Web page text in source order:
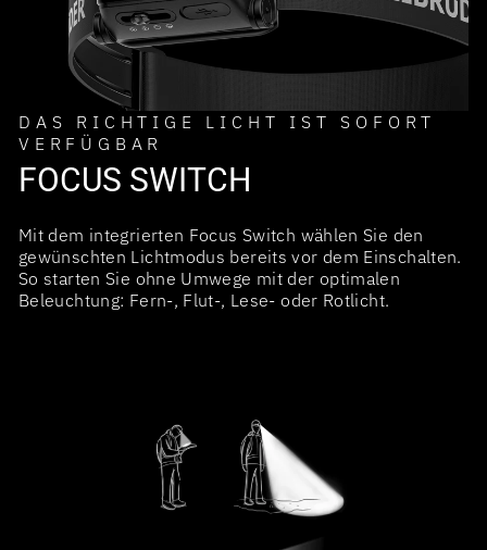
DAS RICHTIGE LICHT IST SOFORT
VERFÜGBAR
FOCUS SWITCH
Mit dem integrierten Focus Switch wählen Sie den
gewünschten Lichtmodus bereits vor dem Einschalten.
So starten Sie ohne Umwege mit der optimalen
Beleuchtung: Fern-, Flut-, Lese- oder Rotlicht.